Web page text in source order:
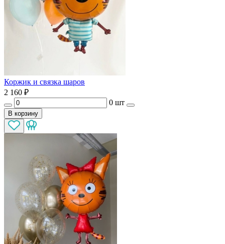
Коржик и связка шаров
2 160 ₽
0 шт
В корзину